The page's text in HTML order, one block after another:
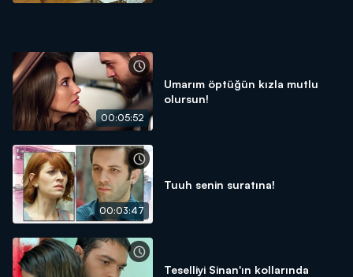
00:05:52
Umarım öptüğün kızla mutlu
olursun!
00:03:47
Tuuh senin suratına!
Teselliyi Sinan'ın kollarında